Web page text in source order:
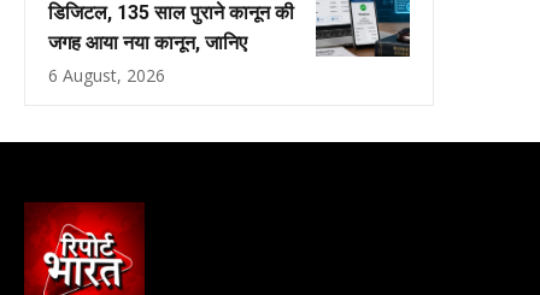
डिजिटल, 135 साल पुराने कानून की
जगह आया नया कानून, जानिए
6 August, 2026